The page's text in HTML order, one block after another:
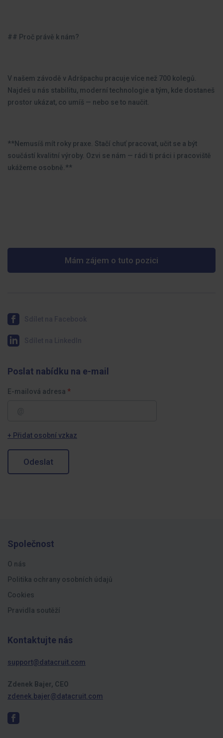
## Proč právě k nám?
V našem závodě v Adršpachu pracuje více než 700 kolegů.
Najdeš u nás stabilitu, moderní technologie a tým, kde dostaneš
prostor ukázat, co umíš — nebo se to naučit.
**Nemusíš mít roky praxe. Stačí chuť pracovat, učit se a být
součástí kvalitní výroby. Ozvi se nám — rádi ti práci i pracoviště
ukážeme osobně.**
Mám zájem o tuto pozici
Poslat nabídku na e-mail
E-mailová adresa
+ Přidat osobní vzkaz
Odeslat
Společnost
O nás
Politika ochrany osobních údajů
Cookies
Pravidla soutěží
Kontaktujte nás
support@datacruit.com
Zdenek Bajer, CEO
zdenek.bajer@datacruit.com